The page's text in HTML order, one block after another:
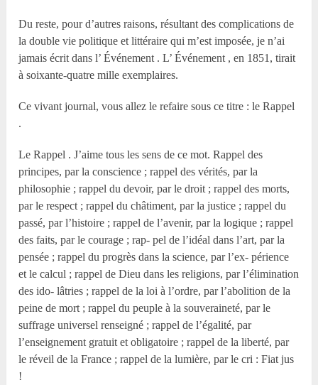
Du reste, pour d’autres raisons, résultant des complications de
la double vie politique et littéraire qui m’est imposée, je n’ai
jamais écrit dans l’ Événement . L’ Événement , en 1851, tirait
à soixante-quatre mille exemplaires.
Ce vivant journal, vous allez le refaire sous ce titre : le Rappel
.
Le Rappel . J’aime tous les sens de ce mot. Rappel des
principes, par la conscience ; rappel des vérités, par la
philosophie ; rappel du devoir, par le droit ; rappel des morts,
par le respect ; rappel du châtiment, par la justice ; rappel du
passé, par l’histoire ; rappel de l’avenir, par la logique ; rappel
des faits, par le courage ; rap- pel de l’idéal dans l’art, par la
pensée ; rappel du progrès dans la science, par l’ex- périence
et le calcul ; rappel de Dieu dans les religions, par l’élimination
des ido- lâtries ; rappel de la loi à l’ordre, par l’abolition de la
peine de mort ; rappel du peuple à la souveraineté, par le
suffrage universel renseigné ; rappel de l’égalité, par
l’enseignement gratuit et obligatoire ; rappel de la liberté, par
le réveil de la France ; rappel de la lumière, par le cri : Fiat jus
!